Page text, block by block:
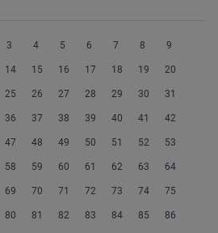
3 4 5 6 7 8 9
14 15 16 17 18 19 20
25 26 27 28 29 30 31
36 37 38 39 40 41 42
47 48 49 50 51 52 53
58 59 60 61 62 63 64
69 70 71 72 73 74 75
80 81 82 83 84 85 86